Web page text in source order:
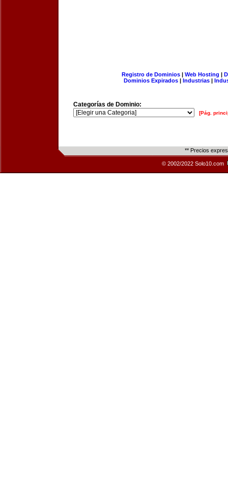
Registro de Dominios| Web Hosting |
Dominios Expirados | Industrias |
Categorías de Dominio:
[Pág.
** Precios
© 2002/2022 Solo10.com